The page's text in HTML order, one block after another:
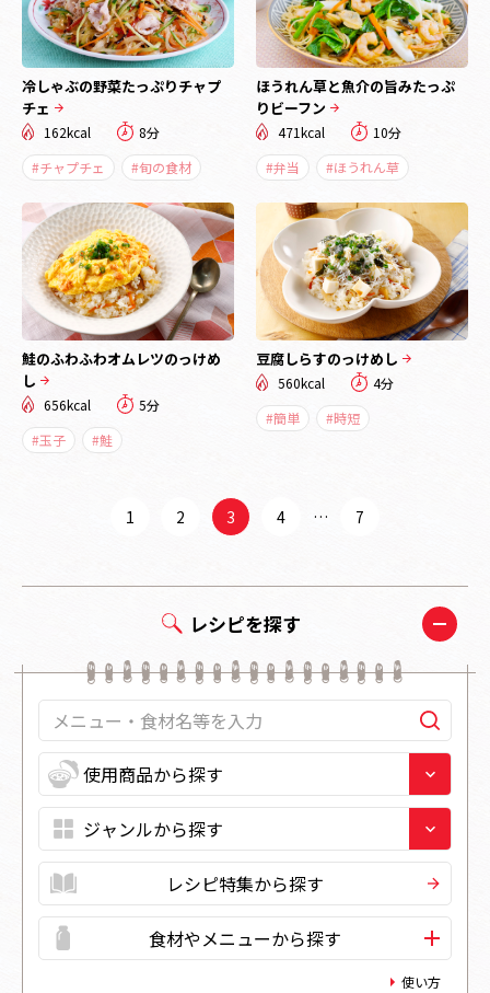
冷しゃぶの野菜たっぷりチャプ
チェ
162kcal
8分
#チャプチェ
#旬の食材
ほうれん草と魚介の旨みたっぷ
りビーフン
471kcal
10分
#弁当
#ほうれん草
鮭のふわふわオムレツのっけめ
し
656kcal
5分
#玉子
#鮭
豆腐しらすのっけめし
560kcal
4分
#簡単
#時短
1 2 3 4 … 7
レシピを探す
レシピ特集から探す
食材やメニューから探す
使い方